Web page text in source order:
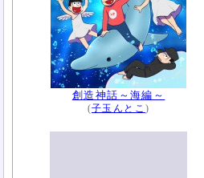
創造神話～海編～
(子玉んとこ )